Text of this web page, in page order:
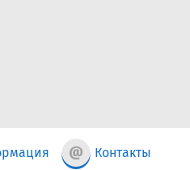
Контакты